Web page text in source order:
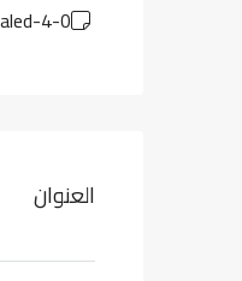
0-image-a-la-une-1-7-scaled-4
العنوان